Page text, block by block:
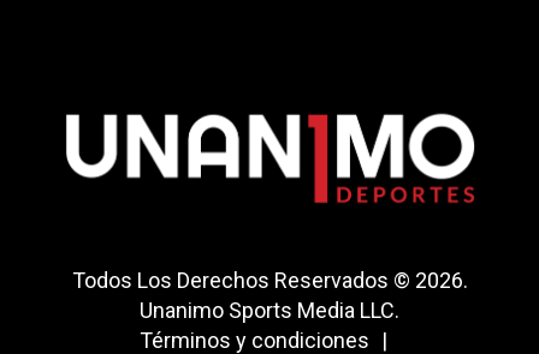
Todos Los Derechos Reservados © 2026.
Unanimo Sports Media LLC.
Términos y condiciones